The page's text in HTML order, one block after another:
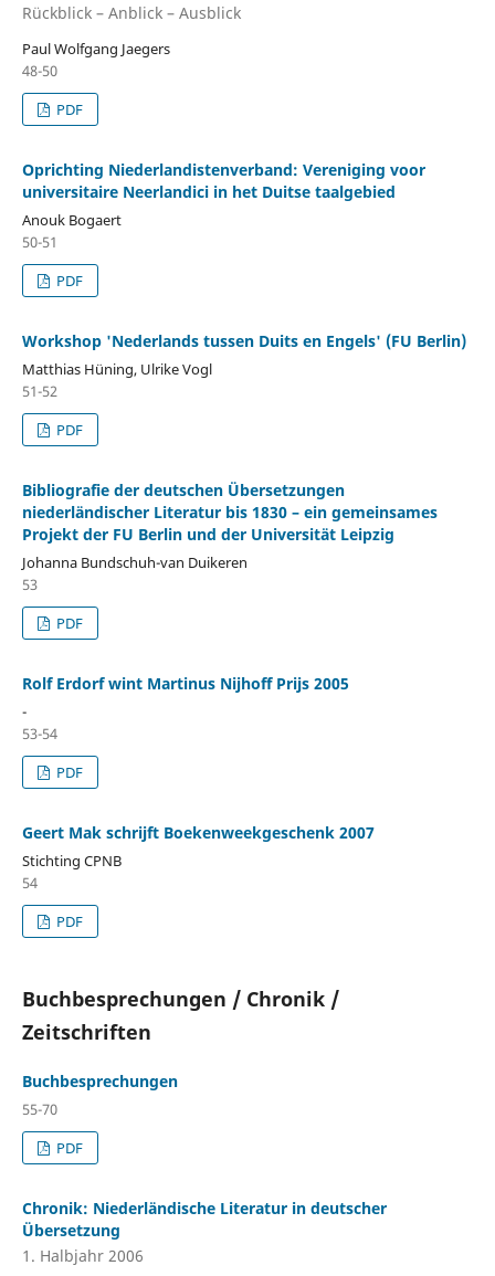
Rückblick – Anblick – Ausblick
Paul Wolfgang Jaegers
48-50
PDF
Oprichting Niederlandistenverband: Vereniging voor
universitaire Neerlandici in het Duitse taalgebied
Anouk Bogaert
50-51
PDF
Workshop 'Nederlands tussen Duits en Engels' (FU Berlin)
Matthias Hüning, Ulrike Vogl
51-52
PDF
Bibliografie der deutschen Übersetzungen
niederländischer Literatur bis 1830 – ein gemeinsames
Projekt der FU Berlin und der Universität Leipzig
Johanna Bundschuh-van Duikeren
53
PDF
Rolf Erdorf wint Martinus Nijhoff Prijs 2005
-
53-54
PDF
Geert Mak schrijft Boekenweekgeschenk 2007
Stichting CPNB
54
PDF
Buchbesprechungen / Chronik /
Zeitschriften
Buchbesprechungen
55-70
PDF
Chronik: Niederländische Literatur in deutscher
Übersetzung
1. Halbjahr 2006